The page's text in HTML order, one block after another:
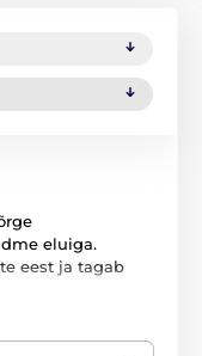
eluiga.
eest ja tagab